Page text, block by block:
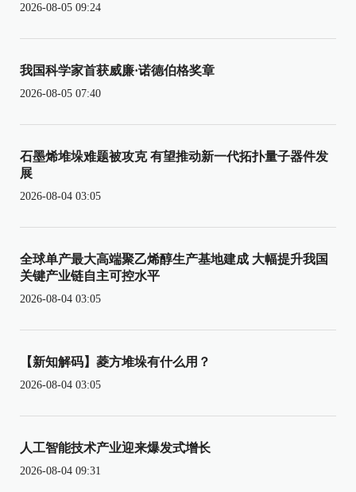
2026-08-05 09:24
我国科学家首获威廉·诺德伯格奖章
2026-08-05 07:40
石墨烯堆垛难题被攻克 有望推动新一代拓扑量子器件发
展
2026-08-04 03:05
全球单产最大高端聚乙烯醇生产基地建成 大幅提升我国
关键产业链自主可控水平
2026-08-04 03:05
【新知解码】菱方堆垛有什么用？
2026-08-04 03:05
人工智能技术产业迎来爆发式增长
2026-08-04 09:31